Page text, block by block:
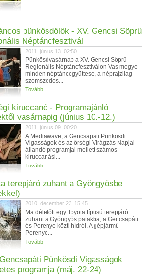
pünkösdölők - XV. Gencsi Söprű
Néptáncfesztivál
2011. június 13. 02:50
Pünkösdvasárnap a XV. Gencsi Söprű
Regionális Néptáncfesztiválon Vas megye
minden néptáncegyüttese, a néprajzilag
szomszédos...
Tovább
kiruccanó - Programajánló
vasárnapig (június 10.-12.)
2011. június 09. 00:20
A Mediawave, a Gencsapáti Pünkösdi
Vigasságok és az őrségi Virágzás Napjai
állandó programjai mellett számos
kiruccanási...
Tovább
terepjáró zuhant a Gyöngyösbe
2010. december 23. 15:45
Ma délelőtt egy Toyota típusú terepjáró
zuhant a Gyöngyös patakba, a Gencsapáti
és Perenye közti hídról. A gépjármű
Perenye...
Tovább
Pünkösdi Vigasságok
programja (máj. 22-24)